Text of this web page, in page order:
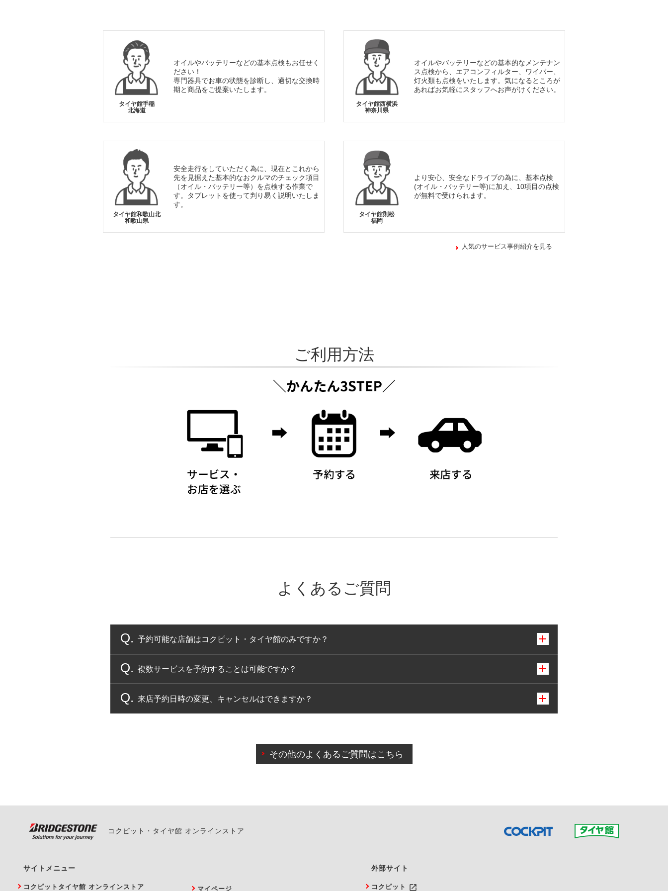
タイヤ館手稲
北海道
オイルやバッテリーなどの基本点検もお任せく
ださい！
専門器具でお車の状態を診断し、適切な交換時
期と商品をご提案いたします。
タイヤ館西横浜
神奈川県
オイルやバッテリーなどの基本的なメンテナン
ス点検から、エアコンフィルター、ワイパー、
灯火類も点検をいたします。気になるところが
あればお気軽にスタッフへお声がけください。
タイヤ館和歌山北
和歌山県
安全走行をしていただく為に、現在とこれから
先を見据えた基本的なおクルマのチェック項目
（オイル・バッテリー等）を点検する作業で
す。タブレットを使って判り易く説明いたしま
す。
タイヤ館則松
福岡
より安心、安全なドライブの為に、基本点検
(オイル・バッテリー等)に加え、10項目の点検
が無料で受けられます。
人気のサービス事例紹介を見る
ご利用方法
よくあるご質問
予約可能な店舗はコクピット・タイヤ館のみですか？
コクピット・タイヤ館のみとなります。
複数サービスを予約することは可能ですか？
複数サービスのご予約は可能です。
来店予約日時の変更、キャンセルはできますか？
また、やむを得ない事由によりご予約のキャンセルをご希望の際は、直接ご予約いただいた店舗へご連絡くださ
その他のよくあるご質問はこちら
コクピット・タイヤ館 オンラインストア
サイトメニュー
コクピットタイヤ館 オンラインストア マイページ
外部サイト
コクピット launch